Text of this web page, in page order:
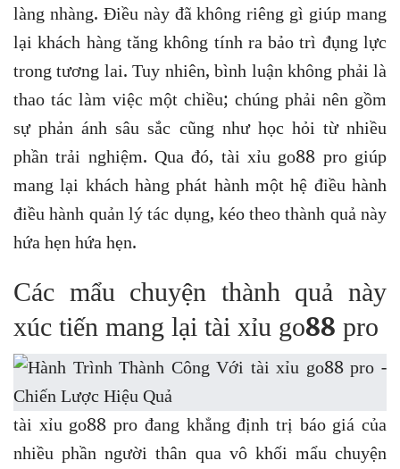
làng nhàng. Điều này đã không riêng gì giúp mang
lại khách hàng tăng không tính ra bảo trì đụng lực
trong tương lai. Tuy nhiên, bình luận không phải là
thao tác làm việc một chiều; chúng phải nên gồm
sự phản ánh sâu sắc cũng như học hỏi từ nhiều
phần trải nghiệm. Qua đó, tài xỉu go88 pro giúp
mang lại khách hàng phát hành một hệ điều hành
điều hành quản lý tác dụng, kéo theo thành quả này
hứa hẹn hứa hẹn.
Các mẩu chuyện thành quả này
xúc tiến mang lại tài xỉu go88 pro
tài xỉu go88 pro đang khẳng định trị báo giá của
nhiều phần người thân qua vô khối mẩu chuyện